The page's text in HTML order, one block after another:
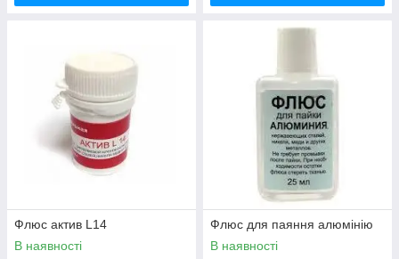
Флюс актив L14
В наявності
Флюс для паяння алюмінію
В наявності